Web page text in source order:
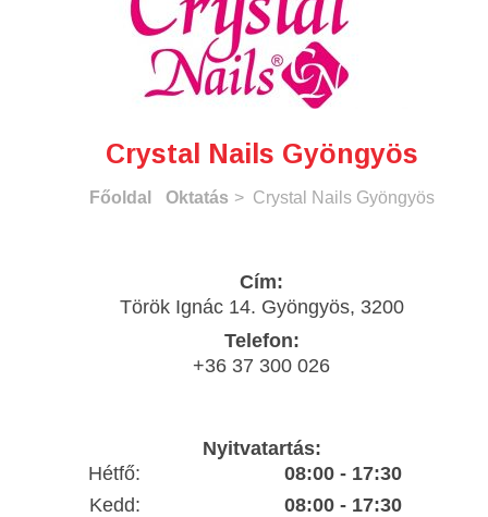
Crystal Nails Gyöngyös
Főoldal Oktatás > Crystal Nails Gyöngyös
Cím:
Török Ignác 14. Gyöngyös, 3200
Telefon:
+36 37 300 026
Nyitvatartás:
Hétfő:
08:00 - 17:30
Kedd:
08:00 - 17:30